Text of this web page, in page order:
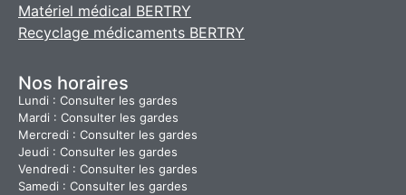
Matériel médical BERTRY
Recyclage médicaments BERTRY
Nos horaires
Lundi : Consulter les gardes
Mardi : Consulter les gardes
Mercredi : Consulter les gardes
Jeudi : Consulter les gardes
Vendredi : Consulter les gardes
Samedi : Consulter les gardes